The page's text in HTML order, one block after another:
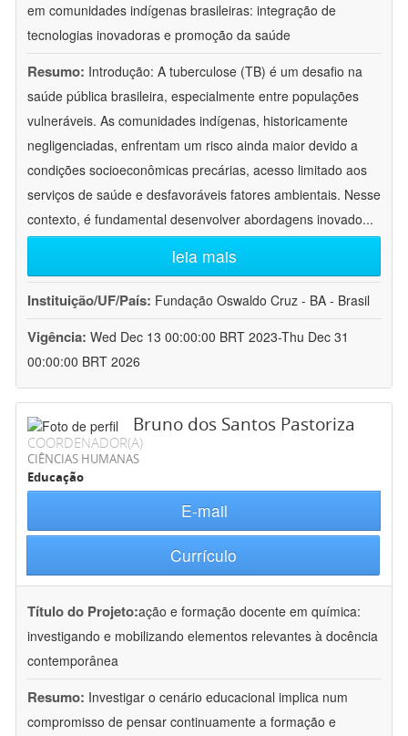
em comunidades indígenas brasileiras: integração de
tecnologias inovadoras e promoção da saúde
Resumo: Introdução: A tuberculose (TB) é um desafio na
saúde pública brasileira, especialmente entre populações
vulneráveis. As comunidades indígenas, historicamente
negligenciadas, enfrentam um risco ainda maior devido a
condições socioeconômicas precárias, acesso limitado aos
serviços de saúde e desfavoráveis fatores ambientais. Nesse
contexto, é fundamental desenvolver abordagens inovado...
leia mais
Instituição/UF/País: Fundação Oswaldo Cruz - BA - Brasil
Vigência: Wed Dec 13 00:00:00 BRT 2023-Thu Dec 31
00:00:00 BRT 2026
Bruno dos Santos Pastoriza
COORDENADOR(A)
CIÊNCIAS HUMANAS
Educação
E-mail
Currículo
Título do Projeto:ação e formação docente em química:
investigando e mobilizando elementos relevantes à docência
contemporânea
Resumo: Investigar o cenário educacional implica num
compromisso de pensar continuamente a formação e